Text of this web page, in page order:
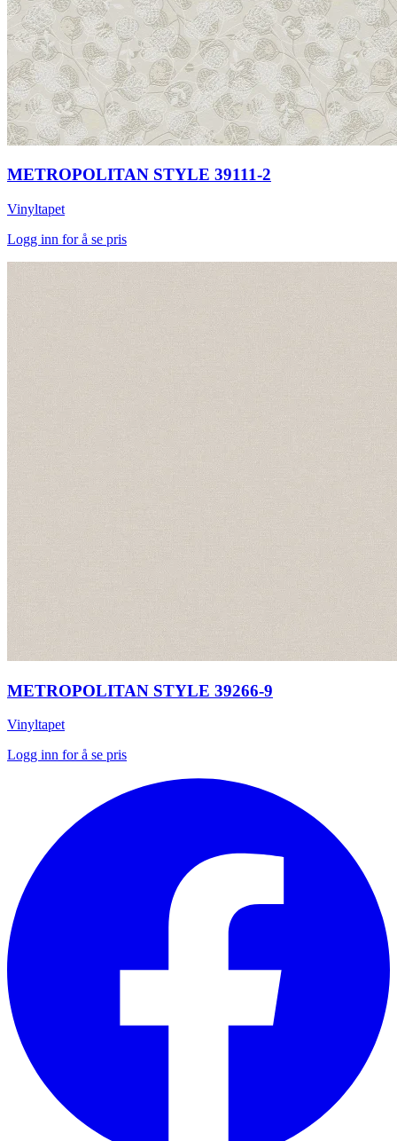
METROPOLITAN STYLE 39111-2
Vinyltapet
Logg inn for å se pris
METROPOLITAN STYLE 39266-9
Vinyltapet
Logg inn for å se pris